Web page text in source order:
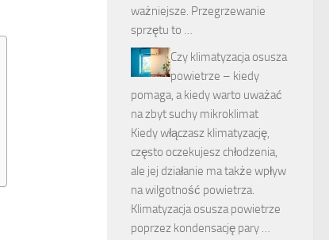
ważniejsze. Przegrzewanie
sprzętu to …
Czy klimatyzacja osusza
powietrze – kiedy
pomaga, a kiedy warto uważać
na zbyt suchy mikroklimat
Kiedy włączasz klimatyzację,
często oczekujesz chłodzenia,
ale jej działanie ma także wpływ
na wilgotność powietrza.
Klimatyzacja osusza powietrze
poprzez kondensację pary …